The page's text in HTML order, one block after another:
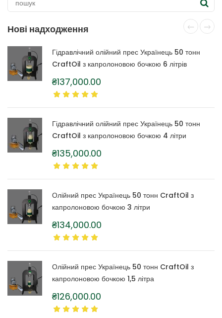
Нові надходження
Гідравлічний олійний прес Українець 50 тонн
CraftOil з капролоновою бочкою 6 літрів
₴137,000.00
Гідравлічний олійний прес Українець 50 тонн
CraftOil з капролоновою бочкою 4 літри
₴135,000.00
Олійний прес Українець 50 тонн CraftOil з
капролоновою бочкою 3 літри
₴134,000.00
Олійний прес Українець 50 тонн CraftOil з
капролоновою бочкою 1,5 літра
₴126,000.00